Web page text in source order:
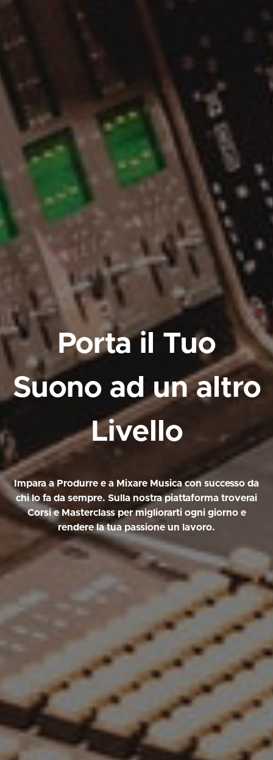
Porta il Tuo
Suono ad un altro
Livello
Impara a Produrre e a Mixare Musica con successo da
chi lo fa da sempre. Sulla nostra piattaforma troverai
Corsi e Masterclass per migliorarti ogni giorno e
rendere la tua passione un lavoro.